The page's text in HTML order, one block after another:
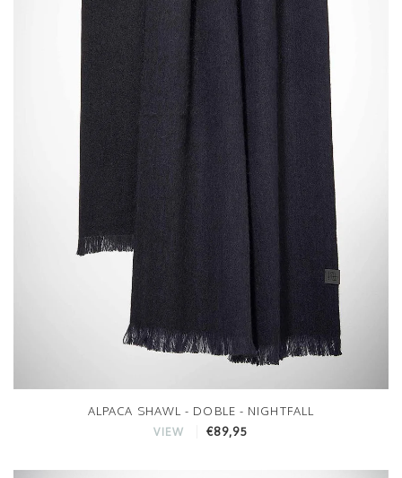
ALPACA SHAWL - DOBLE - NIGHTFALL
VIEW €89,95